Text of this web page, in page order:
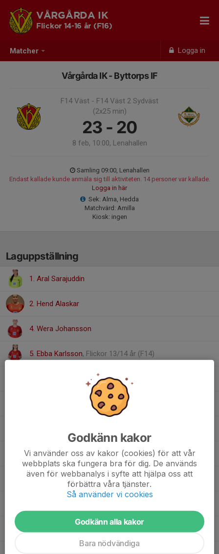
Matcher Logga in
VÅRGÅRDA IK
Flickor 14-16 år (F16)
Vårgårda IK - Byttorps IF
F14 Väst - F14 Väst 2 Sydväst
(2x25 min)
23 - 20
8 feb, 10:00, Lenahallen
Samling 09:00, Lenahallen
Endast kallade kunde anmäla sig till aktiviteten. 14 personer var kallade.
Logga in här
Sek: Alma, Hedda
Matchvärd: Amilla
Kiosk: ingen
Laguppställning
1. Aral Sarajuddin
2. Hend Alaskar
4. Wera Johansson
5. Ebba Karlsson, Flickor 13/14 år (F14)
9. Britta Magnusson
10. Alma Jacobsson
15. Maja Götsten
16. Amilla Mutapcic
Godkänn kakor
Vi använder oss av kakor (cookies) för att vår
webbplats ska fungera bra för dig. De används
även för webbanalys i syfte att hjälpa oss att
förbättra våra tjänster.
Så använder vi cookies
Godkänn alla kakor
Bara nödvändiga